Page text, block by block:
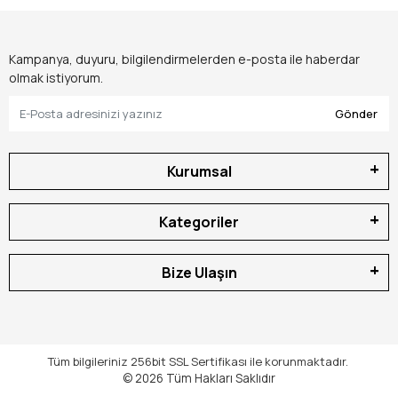
Kampanya, duyuru, bilgilendirmelerden e-posta ile haberdar
olmak istiyorum.
Gönder
Kurumsal
Kategoriler
Bize Ulaşın
Tüm bilgileriniz 256bit SSL Sertifikası ile korunmaktadır.
© 2026 Tüm Hakları Saklıdır